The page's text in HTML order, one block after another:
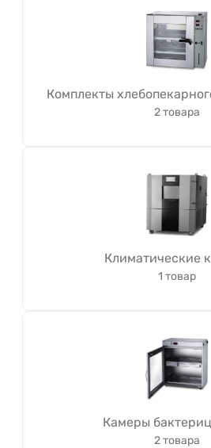
Комплекты
2 товара
Климатические
1 товар
Камеры
2 товара